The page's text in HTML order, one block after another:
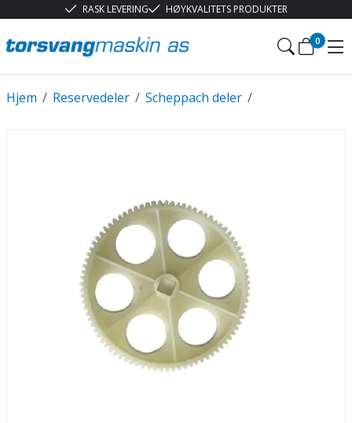
RASK LEVERING HØYKVALITETS PRODUKTER
0
/
Hjem /
Reservedeler /
Scheppach deler